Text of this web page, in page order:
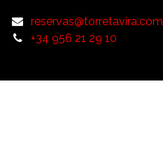
reservas@torretavira.com
+34 956 21 29 10